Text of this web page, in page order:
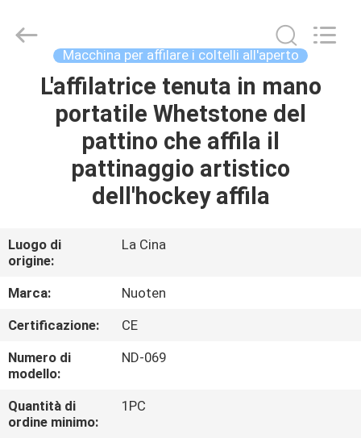
CASA.
PRODOTTI
SU
DI
NOI
VISITA
DELLA
FABBRICA
Norton
Electric
Macchina per affilare i coltelli all'aperto
L'affilatrice tenuta in mano
portatile Whetstone del
pattino che affila il
pattinaggio artistico
dell'hockey affila
Luogo di
origine:
La Cina
Marca:
Nuoten
Certificazione:
CE
Numero di
modello:
ND-069
Quantità di
ordine minimo:
1PC